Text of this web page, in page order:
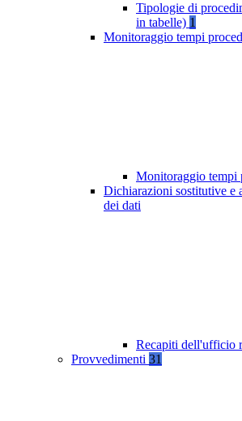
Tipologie di
in tabelle) 1
Monitoraggio tempi
Monitoraggio tempi
Dichiarazioni sostitutive e
dei dati
Recapiti dell'ufficio
Provvedimenti 31